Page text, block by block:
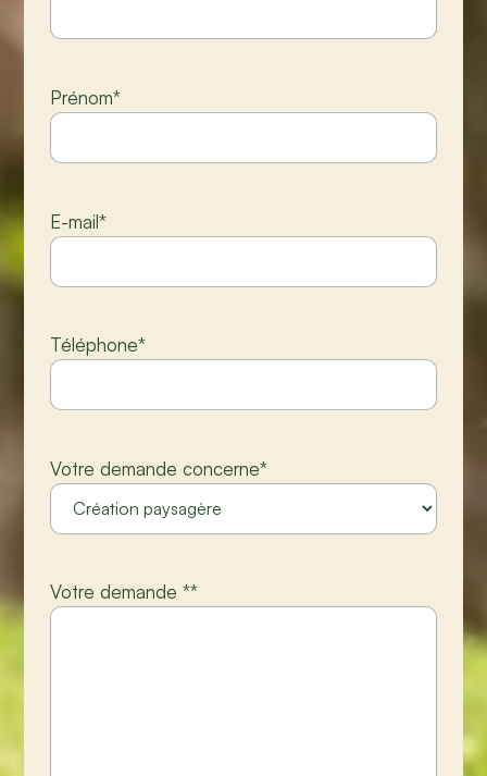
Prénom*
E-mail*
Téléphone*
Votre demande concerne*
Votre demande **